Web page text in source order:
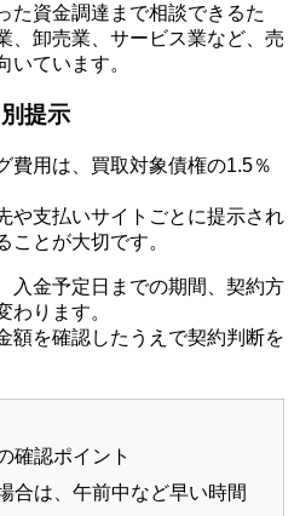
た資金調達まで相談できるた
、卸売業、サービス業など、売
いています。
提示
費用は、買取対象債権の1.5％
や支払いサイトごとに提示され
ことが大切です。
入金予定日までの期間、契約方
わります。
額を確認したうえで契約判断を
確認ポイント
合は、午前中など早い時間